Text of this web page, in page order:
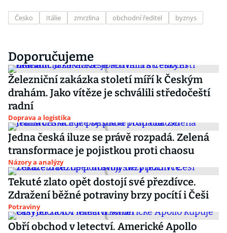
Česko Itálie zmrzlina obchodní ředitel byznys
Doporučujeme
Železniční zakázka století míří k Českým
drahám. Jako vítěze je schválili středočeští
radní
Doprava a logistika
Jedna česká iluze se právě rozpadá. Zelená
transformace je pojistkou proti chaosu
Názory a analýzy
Tekuté zlato opět dostojí své přezdívce.
Zdražení běžné potraviny brzy pocítí i Češi
Potraviny
Obří obchod v letectví. Americké Apollo